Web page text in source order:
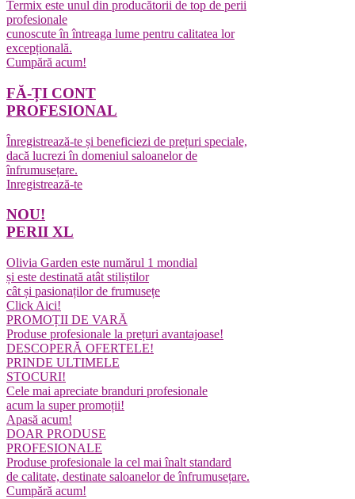
Termix este unul din producătorii de top de perii
profesionale
cunoscute în întreaga lume pentru calitatea lor
excepțională.
Cumpără acum!
FĂ-ȚI CONT
PROFESIONAL
Înregistrează-te și beneficiezi de prețuri speciale,
dacă lucrezi în domeniul saloanelor de
înfrumusețare.
Inregistrează-te
NOU!
PERII XL
Olivia Garden este numărul 1 mondial
și este destinată atât stiliștilor
cât și pasionaților de frumusețe
Click Aici!
PROMOȚII DE VARĂ
Produse profesionale la prețuri avantajoase!
DESCOPERĂ OFERTELE!
PRINDE ULTIMELE
STOCURI!
Cele mai apreciate branduri profesionale
acum la super promoții!
Apasă acum!
DOAR PRODUSE
PROFESIONALE
Produse profesionale la cel mai înalt standard
de calitate, destinate saloanelor de înfrumusețare.
Cumpără acum!